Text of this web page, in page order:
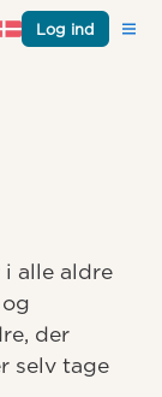
Log ind
i alle aldre
der
selv tage